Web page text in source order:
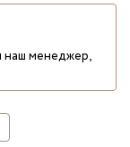
наш менеджер,